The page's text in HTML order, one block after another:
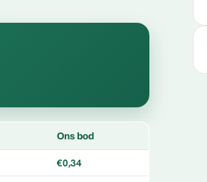
Ons bod
€0,34